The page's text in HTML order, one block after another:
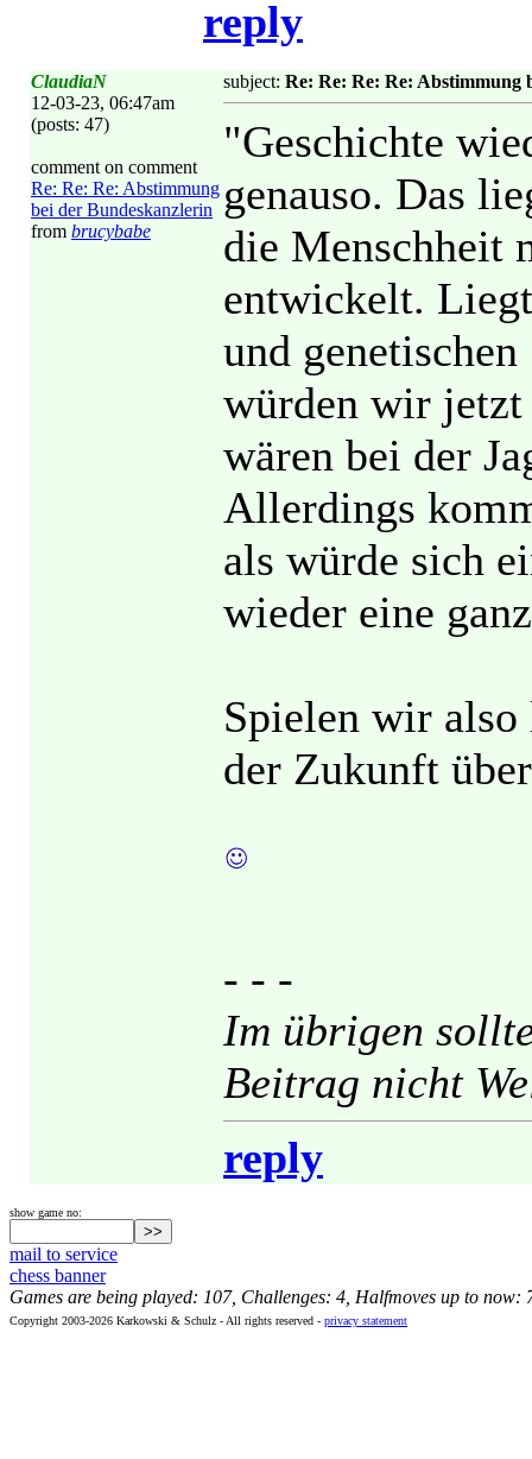
reply
ClaudiaN
12-03-23, 06:47am
(posts: 47)
comment on comment
Re: Re: Re: Abstimmung
bei der Bundeskanzlerin
from brucybabe
subject: Re: Re: Re: Re: Abstimmung
"Geschichte
genauso. Das
die Menschheit
entwickelt.
und
würden wir jetzt
wären bei der
Allerdings
als würde sich
wieder eine
Spielen wir also
der Zukunft
- - -
Im übrigen
Beitrag nicht
reply
show game no:
mail to service
chess banner
Games are being played: 107, Challenges: 4, Halfmoves up to now:
Copyright 2003-2026 Karkowski & Schulz - All rights reserved - privacy statement